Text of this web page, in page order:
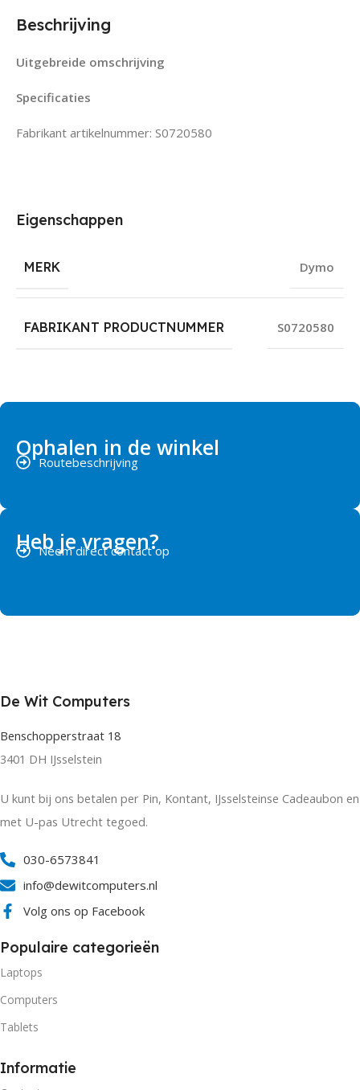
Beschrijving
Uitgebreide omschrijving
Specificaties
Fabrikant artikelnummer: S0720580
Eigenschappen
MERK Dymo
FABRIKANT PRODUCTNUMMER S0720580
Ophalen in de winkel
Routebeschrijving
Heb je vragen?
Neem direct contact op
De Wit Computers
Benschopperstraat 18
3401 DH IJsselstein
U kunt bij ons betalen per Pin, Kontant, IJsselsteinse Cadeaubon en
met U-pas Utrecht tegoed.
030-6573841
info@dewitcomputers.nl
Volg ons op Facebook
Populaire categorieën
Laptops
Computers
Tablets
Informatie